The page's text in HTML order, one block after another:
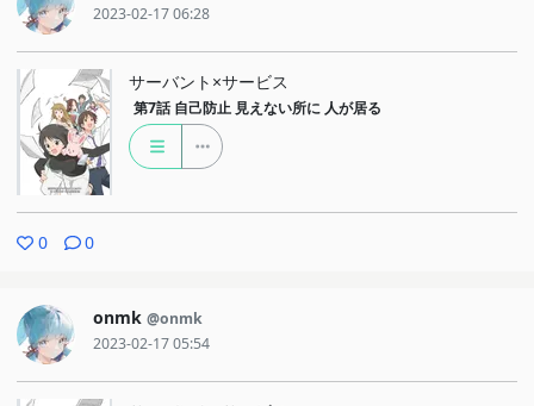
2023-02-17 06:28
サーバント×サービス
第7話 自己防止 見えない所に 人が居る
0 0
onmk @onmk
2023-02-17 05:54